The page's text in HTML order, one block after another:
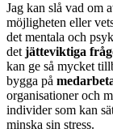
Jag kan slå vad om
möjligheten eller
det mentala och
det jätteviktiga
kan ge så mycket
bygga på
organisationer och
individer som kan
minska sin stress.